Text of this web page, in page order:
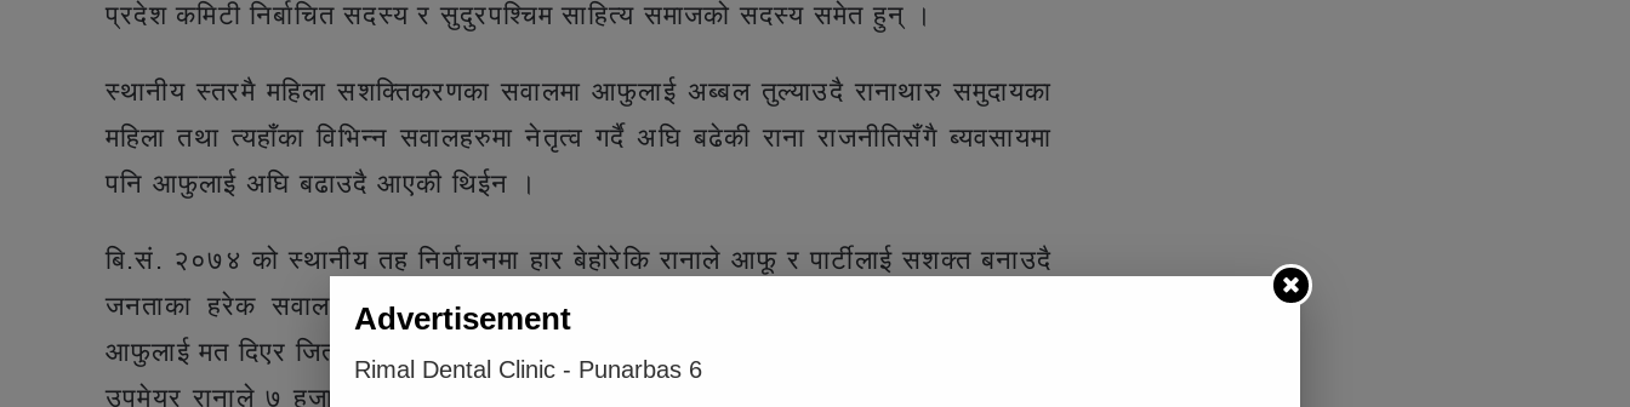
प्रदेश कमिटी निर्बाचित सदस्य र सुदुरपश्चिम साहित्य समाजको सदस्य समेत हुन् ।
स्थानीय स्तरमै महिला सशक्तिकरणका सवालमा आफुलाई अब्बल तुल्याउदै रानाथारु समुदायका
महिला तथा त्यहाँका विभिन्न सवालहरुमा नेतृत्व गर्दै अघि बढेकी राना राजनीतिसँगै ब्यवसायमा
पनि आफुलाई अघि बढाउदै आएकी थिईन ।
बि.सं. २०७४ को स्थानीय तह निर्वाचनमा हार बेहोरेकि रानाले आफू र पार्टीलाई सशक्त बनाउदै
जनताका हरेक सवालहरुमा आफु प्रत्यक्ष सहभागी गराउदै काम गरेकाले पनि मतदाताहरुले
आफुलाई मत दिएर जिताएको उनको भनाई छ ।
उपमेयर रानाले ७ हजार ३ सय ४५ मत प्राप्त गरिन भने प्रतिद्वोन्दी नेकपा माओवादीका धोखे
Advertisement
Rimal Dental Clinic - Punarbas 6